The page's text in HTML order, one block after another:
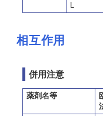
L
相互作用
併用注意
薬剤名等